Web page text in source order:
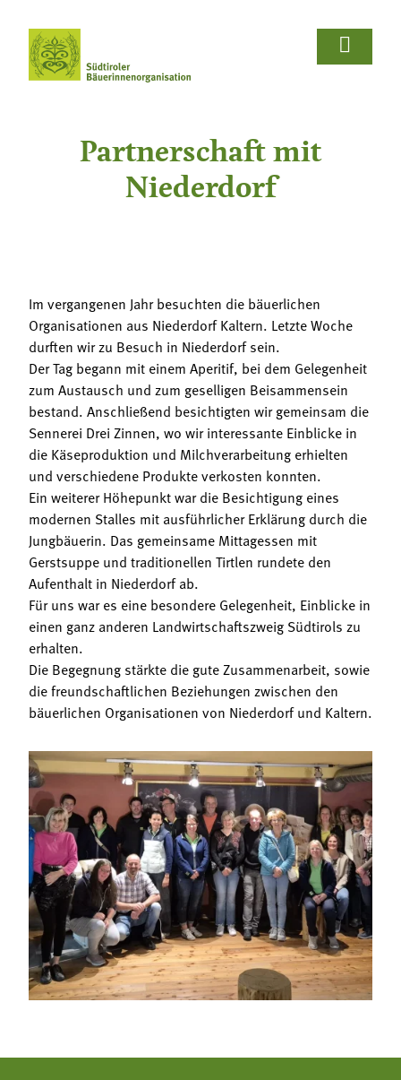


Sozialgenossenschaft "Mit Bäuerinnen lernen -
wachsen - leben"
Berichte und Aktuelles
Termine
Mitgliedschaft
Landessekretariat
Für Bäuerinnen

Aus- und Weiterbildung






Handarbeits- & Dekorationskurse

Hof- & Gartenführungen

Produktpräsentationen & Verkostungen

Bäuerliche Buffets

Hofgeschichten

Partnerschaft mit
Niederdorf
Im vergangenen Jahr besuchten die bäuerlichen
Organisationen aus Niederdorf Kaltern. Letzte Woche
durften wir zu Besuch in Niederdorf sein.
Der Tag begann mit einem Aperitif, bei dem Gelegenheit
zum Austausch und zum geselligen Beisammensein
bestand. Anschließend besichtigten wir gemeinsam die
Sennerei Drei Zinnen, wo wir interessante Einblicke in
die Käseproduktion und Milchverarbeitung erhielten
und verschiedene Produkte verkosten konnten.
Ein weiterer Höhepunkt war die Besichtigung eines
modernen Stalles mit ausführlicher Erklärung durch die
Jungbäuerin. Das gemeinsame Mittagessen mit
Gerstsuppe und traditionellen Tirtlen rundete den
Aufenthalt in Niederdorf ab.
Für uns war es eine besondere Gelegenheit, Einblicke in
einen ganz anderen Landwirtschaftszweig Südtirols zu
erhalten.
Die Begegnung stärkte die gute Zusammenarbeit, sowie
die freundschaftlichen Beziehungen zwischen den
bäuerlichen Organisationen von Niederdorf und Kaltern.